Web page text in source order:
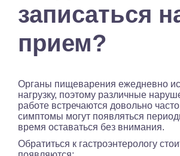
записаться
прием?
Органы пищеварения ежедневно
нагрузку, поэтому различные
работе встречаются довольно
симптомы могут появляться
время оставаться без внимания.
Обратиться к гастроэнтерологу